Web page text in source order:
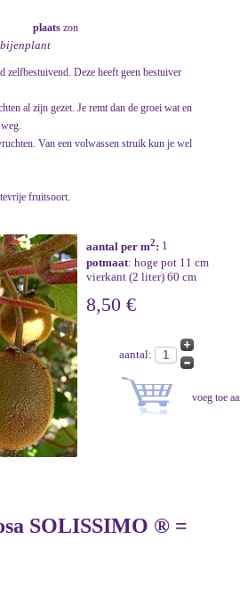
plaats zon
zelfbestuivend. Deze heeft geen bestuiver
al zijn gezet. Je remt dan de groei wat en
Van een volwassen struik kun je wel
fruitsoort.
aantal per m2: 1
potmaat: hoge pot 11 cm
vierkant (2 liter) 60 cm
8,50 €
aantal:
SOLISSIMO ® =